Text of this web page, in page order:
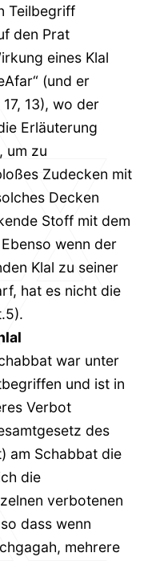
Teilbegriff
den Prat
eines Klal
(und er
13), wo der
Erläuterung
um zu
Zudecken mit
Decken
Stoff mit dem
wenn der
Klal zu seiner
hat es nicht die
war unter
und ist in
Verbot
des
am Schabbat die
die
verbotenen
dass wenn
mehrere